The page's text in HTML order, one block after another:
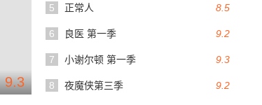
8.5
5 正常人
9.2
6 良医 第一季
9.3
7 小谢尔顿 第一季
9.2
8 夜魔侠第三季
9.3